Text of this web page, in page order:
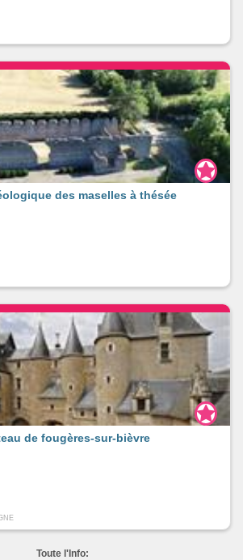
des maselles à thésée
de fougères-sur-bièvre
Toute l'Info: